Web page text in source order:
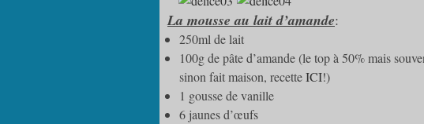
La mousse au lait d’amande:
250ml de lait
100g de pâte d’amande (le top à 50% mais
sinon fait maison, recetteICI!)
1 gousse de vanille
6 jaunes d’œufs